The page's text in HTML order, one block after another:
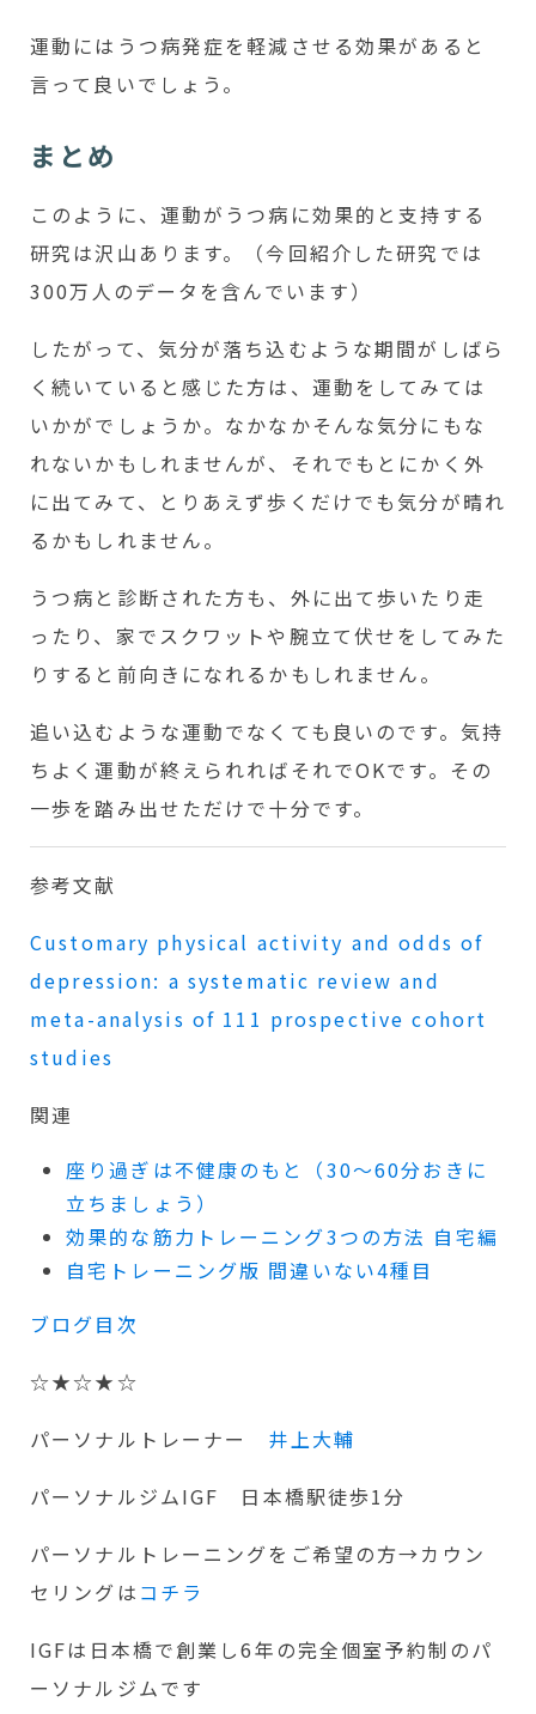
運動にはうつ病発症を軽減させる効果があると
言って良いでしょう。
まとめ
このように、運動がうつ病に効果的と支持する
研究は沢山あります。（今回紹介した研究では
300万人のデータを含んでいます）
したがって、気分が落ち込むような期間がしばら
く続いていると感じた方は、運動をしてみては
いかがでしょうか。なかなかそんな気分にもな
れないかもしれませんが、それでもとにかく外
に出てみて、とりあえず歩くだけでも気分が晴れ
るかもしれません。
うつ病と診断された方も、外に出て歩いたり走
ったり、家でスクワットや腕立て伏せをしてみた
りすると前向きになれるかもしれません。
追い込むような運動でなくても良いのです。気持
ちよく運動が終えられればそれでOKです。その
一歩を踏み出せただけで十分です。
参考文献
Customary physical activity and odds of
depression: a systematic review and
meta-analysis of 111 prospective cohort
studies
関連
座り過ぎは不健康のもと（30～60分おきに
立ちましょう）
効果的な筋力トレーニング3つの方法 自宅編
自宅トレーニング版 間違いない4種目
ブログ目次
☆★☆★☆
パーソナルトレーナー 井上大輔
パーソナルジムIGF 日本橋駅徒歩1分
パーソナルトレーニングをご希望の方→カウン
セリングは コチラ
IGFは日本橋で創業し6年の完全個室予約制のパ
ーソナルジムです